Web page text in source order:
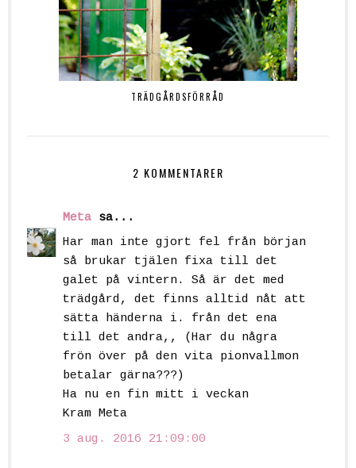
TRÄDGÅRDSFÖRRÅD
2 KOMMENTARER
Meta sa...
Har man inte gjort fel från början
så brukar tjälen fixa till det
galet på vintern. Så är det med
trädgård, det finns alltid nåt att
sätta händerna i. från det ena
till det andra,, (Har du några
frön över på den vita pionvallmon
betalar gärna???)
Ha nu en fin mitt i veckan
Kram Meta
3 aug. 2016 21:09:00